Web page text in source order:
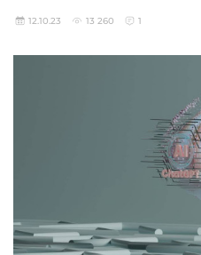
12.10.23 13 260 1